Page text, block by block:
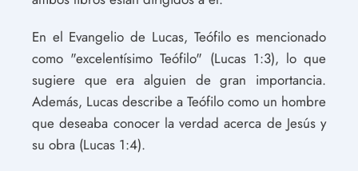
En el Evangelio de Lucas, Teófilo es mencionado
como "excelentísimo Teófilo" (Lucas 1:3), lo que
sugiere que era alguien de gran importancia.
Además, Lucas describe a Teófilo como un hombre
que deseaba conocer la verdad acerca de Jesús y
su obra (Lucas 1:4).